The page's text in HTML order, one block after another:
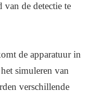
de detectie te
de apparatuur in
simuleren van
verschillende